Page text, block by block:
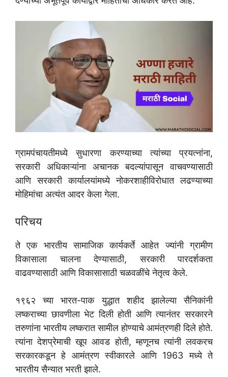
ग्रामपंचायतीमध्ये सुधारणा करण्याच्या त्यांच्या प्रयत्नांना,
सरकारी अधिकाऱ्यांना अचानक बदल्यांपासून वाचवण्यासाठी
आणि सरकारी कार्यालयांमध्ये नोकरशाहीविरोधात लढण्याच्या
मोहिमांचा अत्यंत आदर केला गेला.
परिचय
ते एक भारतीय सामाजिक कार्यकर्ते आहेत ज्यांनी ग्रामीण
विकासाला चालना देण्यासाठी, सरकारी पारदर्शकता
वाढवण्यासाठी आणि विकासासाठी चळवळींचे नेतृत्व केले.
१९६२ च्या भारत-पाक युद्धात शहीद झालेल्या सैनिकांनी
लष्कराच्या छावणीला भेट दिली होती आणि त्यानंतर सरकारने
तरुणांना भारतीय लष्करात सामील होण्याचे आमंत्रणही दिले होते.
त्यांना देशप्रेमाची खूप आवड होती, म्हणूनच त्यांनी लवकरच
सरकारकडून हे आमंत्रण स्वीकारले आणि 1963 मध्ये ते
भारतीय सैन्यात भरती झाले.